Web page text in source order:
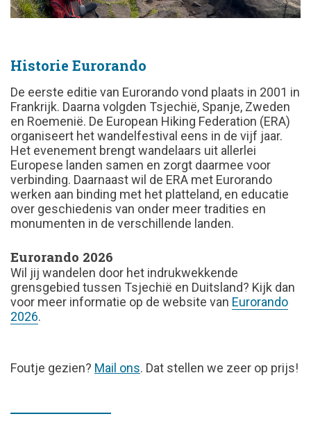
Historie Eurorando
De eerste editie van Eurorando vond plaats in 2001 in
Frankrijk. Daarna volgden Tsjechië, Spanje, Zweden
en Roemenië. De European Hiking Federation (ERA)
organiseert het wandelfestival eens in de vijf jaar.
Het evenement brengt wandelaars uit allerlei
Europese landen samen en zorgt daarmee voor
verbinding. Daarnaast wil de ERA met Eurorando
werken aan binding met het platteland, en educatie
over geschiedenis van onder meer tradities en
monumenten in de verschillende landen.
Eurorando 2026
Wil jij wandelen door het indrukwekkende
grensgebied tussen Tsjechië en Duitsland? Kijk dan
voor meer informatie op de website van Eurorando
2026.
FOUTJE
GEZIEN?
Foutje gezien? Mail ons. Dat stellen we zeer op prijs!